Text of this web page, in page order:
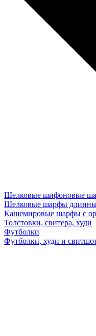
Шелковые шифоновые
Шелковые шарфы
Кашемировые шарфы с
Толстовки, свитера, худи
Футболки
Футболки, худи и